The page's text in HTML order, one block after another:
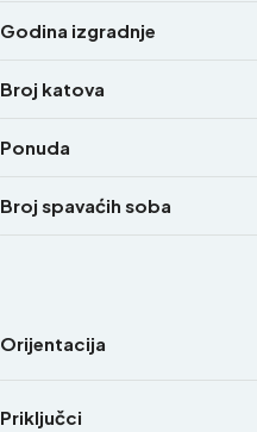
Godina izgradnje
Broj katova
Ponuda
Broj spavaćih soba
Orijentacija
Priključci